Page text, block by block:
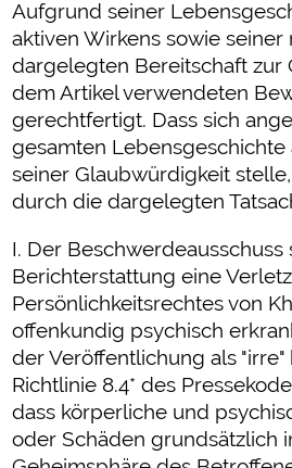
Aufgrund seiner
aktiven Wirkens sowie seiner
dargelegten Bereitschaft zur
dem Artikel verwendeten
gerechtfertigt. Dass sich
gesamten Lebensgeschichte
seiner Glaubwürdigkeit
durch die dargelegten
I. Der Beschwerdeausschuss
Berichterstattung eine
Persönlichkeitsrechtes von
offenkundig psychisch
der Veröffentlichung als "irre"
Richtlinie 8.4* des
dass körperliche und
oder Schäden grundsätzlich